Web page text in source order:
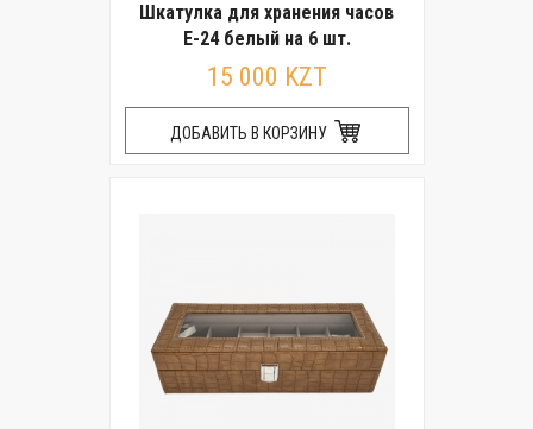
Шкатулка для хранения часов
E-24 белый на 6 шт.
15 000 KZT
ДОБАВИТЬ В КОРЗИНУ